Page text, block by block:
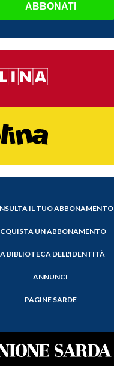
ABBONATI
IL TUO ABBONAMENTO
UN ABBONAMENTO
BIBLIOTECA DELL'IDENTITÀ
ANNUNCI
PAGINE SARDE